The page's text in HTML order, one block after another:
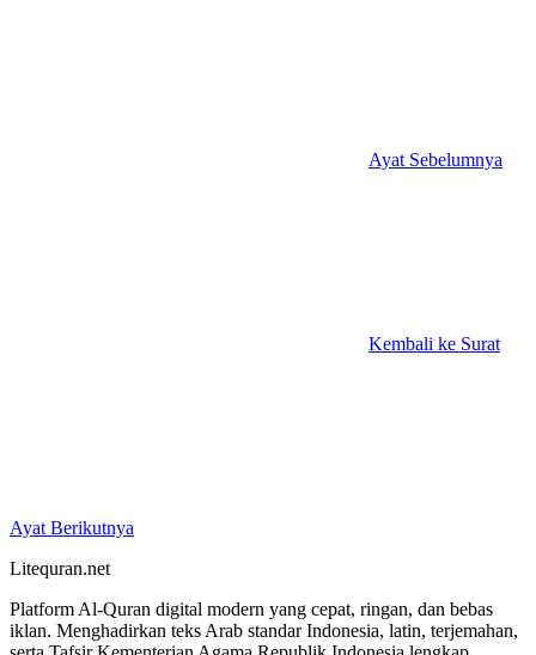
Ayat Sebelumnya
Kembali ke Surat
Ayat Berikutnya
Litequran.net
Platform Al-Quran digital modern yang cepat, ringan, dan bebas
iklan. Menghadirkan teks Arab standar Indonesia, latin, terjemahan,